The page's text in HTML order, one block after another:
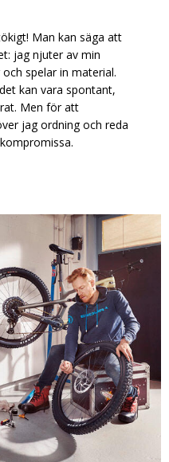
Man kan säga att
jag njuter av min
spelar in material.
kan vara spontant,
Men för att
jag ordning och reda